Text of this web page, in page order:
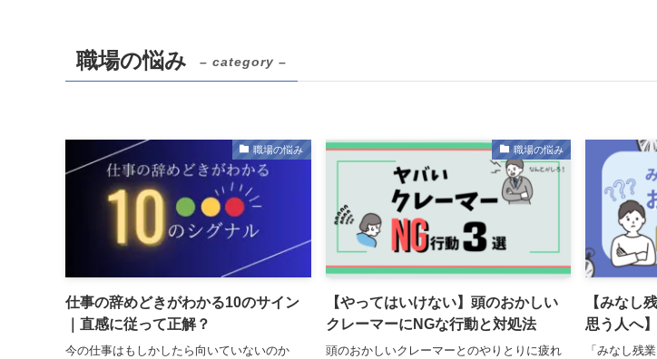
職場の悩み – category –
職場の悩み
仕事の辞めどきがわかる10のサイン
｜直感に従って正解？
今の仕事はもしかしたら向いていないのか
職場の悩み
【やってはいけない】頭のおかしい
クレーマーにNGな行動と対処法
頭のおかしいクレーマーとのやりとりに疲れ
【みなし
思う人へ
「みなし残